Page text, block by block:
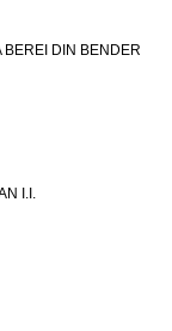
BEREI DIN BENDER
I.I.